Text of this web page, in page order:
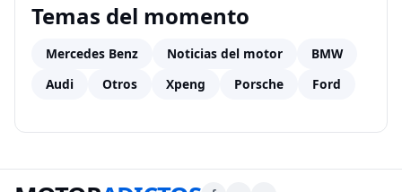
Temas del momento
Mercedes Benz Noticias del motor
BMW
Audi
Otros Xpeng Porsche Ford